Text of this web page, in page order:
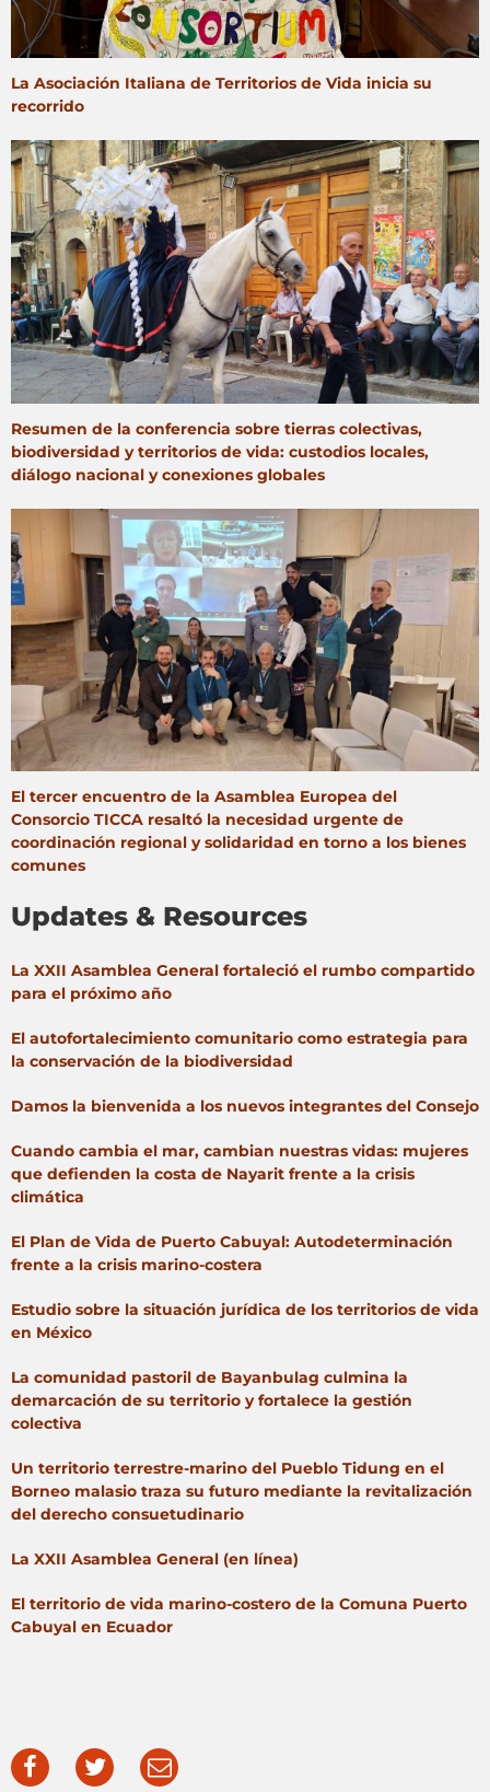
La Asociación Italiana de Territorios de Vida inicia su
recorrido
Resumen de la conferencia sobre tierras colectivas,
biodiversidad y territorios de vida: custodios locales,
diálogo nacional y conexiones globales
El tercer encuentro de la Asamblea Europea del
Consorcio TICCA resaltó la necesidad urgente de
coordinación regional y solidaridad en torno a los bienes
comunes
Updates & Resources
La XXII Asamblea General fortaleció el rumbo compartido
para el próximo año
El autofortalecimiento comunitario como estrategia para
la conservación de la biodiversidad
Damos la bienvenida a los nuevos integrantes del Consejo
Cuando cambia el mar, cambian nuestras vidas: mujeres
que defienden la costa de Nayarit frente a la crisis
climática
El Plan de Vida de Puerto Cabuyal: Autodeterminación
frente a la crisis marino-costera
Estudio sobre la situación jurídica de los territorios de vida
en México
La comunidad pastoril de Bayanbulag culmina la
demarcación de su territorio y fortalece la gestión
colectiva
Un territorio terrestre-marino del Pueblo Tidung en el
Borneo malasio traza su futuro mediante la revitalización
del derecho consuetudinario
La XXII Asamblea General (en línea)
El territorio de vida marino-costero de la Comuna Puerto
Cabuyal en Ecuador